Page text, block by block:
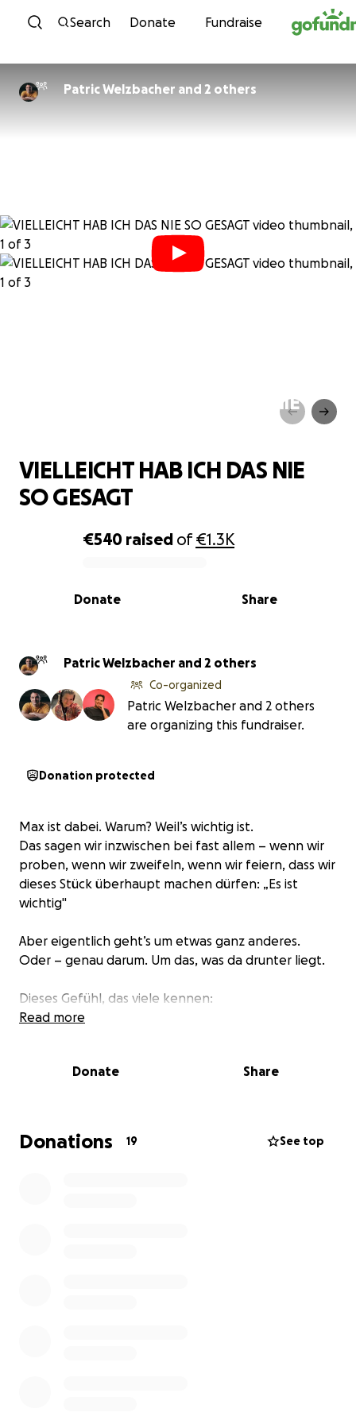
Skip to content
Search Donate Fundraise
Patric Welzbacher and 2 others
VIELLEICHT HAB ICH DAS NIE
0% complete
€540 raised of€1.3K
Share
Donate
VIELLEICHT HAB ICH DAS NIE
SO GESAGT
Patric Welzbacher and 2 others
Co-organized
Patric Welzbacher and 2 others
are organizing this fundraiser.
Donation protected
Max ist dabei. Warum? Weil’s wichtig ist.
Das sagen wir inzwischen bei fast allem – wenn wir
proben, wenn wir zweifeln, wenn wir feiern, dass wir
dieses Stück überhaupt machen dürfen: „Es ist
wichtig"
Aber eigentlich geht’s um etwas ganz anderes.
Oder – genau darum. Um das, was da drunter liegt.
Dieses Gefühl, das viele kennen:
Du hast deine erste eigene Wohnung, bist 23, willst
telefonierst mit deiner Mutter und merkst:
Weil ihre Stimme in deinem Kopf weiterredet.
Read more
Donate Share
Donations 19 See top